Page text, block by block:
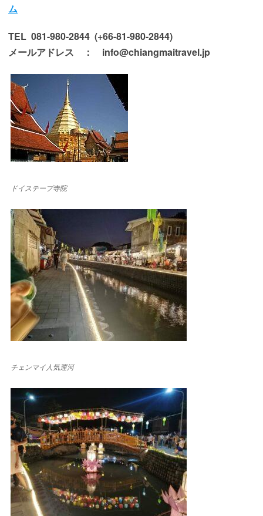
ム
TEL 081-980-2844 (+66-81-980-2844)
メールアドレス ： info@chiangmaitravel.jp
ドイステープ寺院
チェンマイ人気運河